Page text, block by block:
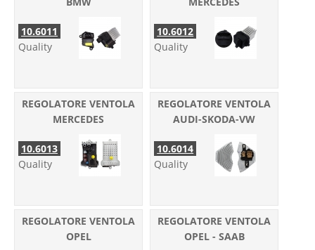
10.6011
Quality
10.6012
Quality
REGOLATORE VENTOLA
MERCEDES
10.6013
Quality
REGOLATORE VENTOLA
AUDI-SKODA-VW
10.6014
Quality
REGOLATORE VENTOLA
OPEL
REGOLATORE VENTOLA
OPEL - SAAB